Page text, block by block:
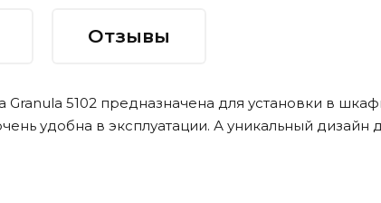
Отзывы
5102 предназначена для установки в
удобна в эксплуатации. А уникальный